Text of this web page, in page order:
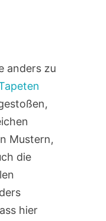
anders zu
Mustern,
die
hier